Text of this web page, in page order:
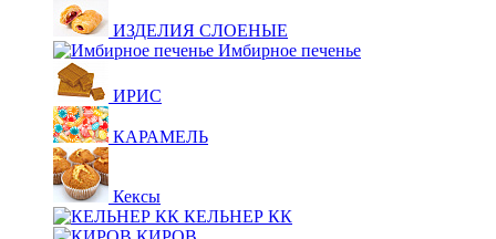
ИЗДЕЛИЯ СЛОЕНЫЕ
Имбирное печенье
ИРИС
КАРАМЕЛЬ
Кексы
КЕЛЬНЕР КК